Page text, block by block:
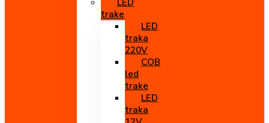
LED
trake
LED
traka
220V
COB
led
trake
LED
traka